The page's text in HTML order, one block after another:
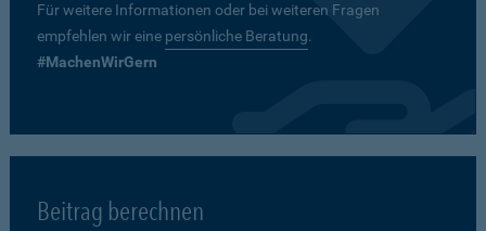
Für weitere Informationen oder bei weiteren Fragen
empfehlen wir eine persönliche Beratung.
#MachenWirGern
Beitrag berechnen